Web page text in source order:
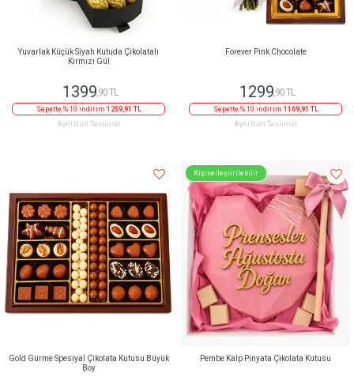
Yuvarlak Küçük Siyah Kutuda Çikolatalı
Kırmızı Gül
1399,90 TL
Sepette % 10 indirim 1259,91 TL
Aynı Gün Teslimat
Forever Pink Chocolate
1299,90 TL
Sepette % 10 indirim 1169,91 TL
Aynı Gün Teslimat
Gold Gurme Spesiyal Çikolata Kutusu Büyük
Boy
Kişiselleştirilebilir
Pembe Kalp Pinyata Çikolata Kutusu